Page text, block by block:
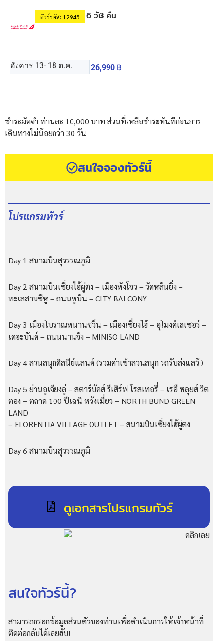
ทัวร์รหัส: 12945 6 วัน3 คืน
อังคาร 13- 18 ต.ค. 26,990 ฿
ชำระมัดจำ ท่านละ 10,000 บาท ส่วนที่เหลือชำระทันทีก่อนการ
เดินทางไม่น้อยกว่า 30 วัน
สนใจจองทัวร์นี้
โปรแกรมทัวร์
Day 1 สนามบินสุวรรณภูมิ
Day 2 สนามบินเซี่ยงไฮ้ผู่ตง – เมืองหังโจว – วัดหลินยิ่ง –
ทะเลสาบซีหู – ถนนหูบิน – CITY BALCONY
Day 3 เมืองโบราณหนานซวิ่น – เมืองเซี่ยงไฮ้ – อุโมงค์เลเซอร์ –
เดอะบันด์ – ถนนนานจิง – MINISO LAND
Day 4 สวนสนุกดิสนีย์แลนด์ (รวมค่าเข้าสวนสนุก รถรับส่งแลว้ )
Day 5 ย่านอูเจียงลู่ – สตาร์บัคส์ รีเสิร์ฟ โรสเทอรี่ – เรอื หลุยส์ วิต
ตอง – ตลาด 100 ปีเฉนิ หวังเมี่ยว – NORTH BUND GREEN
LAND
– FLORENTIA VILLAGE OUTLET – สนามบินเซี่ยงไฮ้ผู่ตง
Day 6 สนามบินสุวรรณภูมิ
ดูเอกสารโปรแกรมทัวร์
สนใจทัวร์นี้?
สามารถกรอกข้อมูลส่วนตัวของท่านเพื่อดำเนินการให้เจ้าหน้าที่
ติดต่อกลับได้เลยฮับ!